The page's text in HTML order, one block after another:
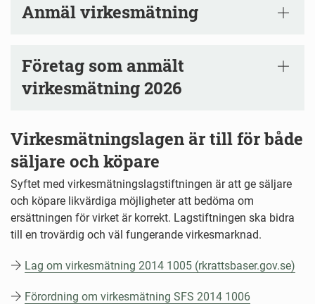
Anmäl virkesmätning
Företag som anmält
virkesmätning 2026
Virkesmätningslagen är till för både
säljare och köpare
Syftet med virkesmätningslagstiftningen är att ge säljare
och köpare likvärdiga möjligheter att bedöma om
ersättningen för virket är korrekt. Lagstiftningen ska bidra
till en trovärdig och väl fungerande virkesmarknad.
Lag om virkesmätning 2014 1005 (rkrattsbaser.gov.se)
Förordning om virkesmätning SFS 2014 1006